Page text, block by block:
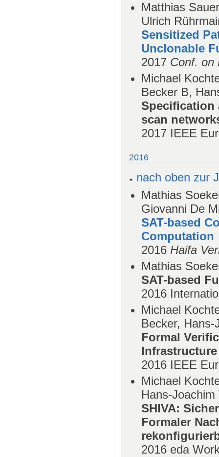
Matthias
Ulrich
Sensitized
Unclonable
2017 Conf. on
Michael
Becker B,
Specification
scan
2017 IEEE
2016
nach oben zur
Mathias
Giovanni De
SAT-based
Computation
2016 Haifa
Mathias
SAT-based
2016
Michael
Becker,
Formal
Infrastructure
2016 IEEE
Michael
Hans-
SHIVA:
Formaler
2016 eda